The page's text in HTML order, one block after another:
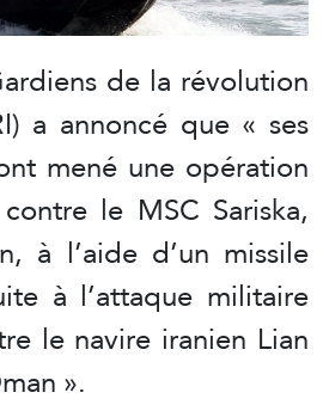
de la révolution
a annoncé que « ses
mené une opération
le MSC Sariska,
à l’aide d’un missile
à l’attaque militaire
le navire iranien Lian
».